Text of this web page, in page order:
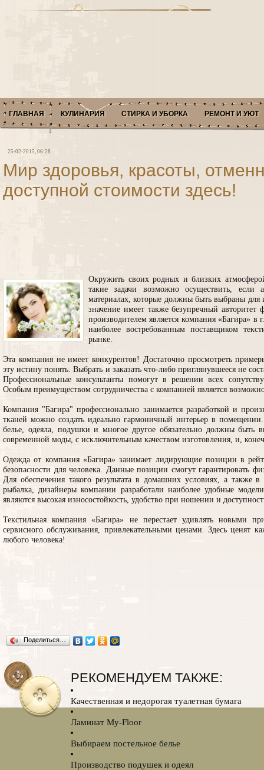
ГЛАВНАЯ КУЛИНАРИЯ СТИРКА И УБОРКА РЕМОНТ И УЮТ
25-02-2015, 06:28
Мир здоровья, красоты,
доступной стоимости здесь!
Окружить своих родных и близких
такие задачи возможно осуществить, если
материалах, которые должны быть выбраны
значение имеет также безупречный
производителем является компания «Багира» в
наиболее востребованным поставщиком
рынке.
Эта компания не имеет конкурентов! Достаточно просмотреть
эту истину понять. Выбрать и заказать что-либо приглянувшееся не
Профессиональные консультанты помогут в решении всех
Особым преимуществом сотрудничества с компанией является
Компания "Багира" профессионально занимается разработкой и
тканей можно создать идеально гармоничный интерьер в
белье, одеяла, подушки и многое другое обязательно должны быть
современной моды, с исключительным качеством изготовления, и,
Одежда от компания «Багира» занимает лидирующие позиции в
безопасности для человека. Данные позиции смогут гарантировать
Для обеспечения такого результата в домашних условиях, а также
рыбалка, дизайнеры компании разработали наиболее удобные
являются высокая износостойкость, удобство при ношении и
Текстильная компания «Багира» не перестает удивлять новыми
сервисного обслуживания, привлекательными ценами. Здесь ценят
любого человека!
Поделиться…
РЕКОМЕНДУЕМ ТАКЖЕ:
Качественная и недорогая туалетная бумага
Ламинат My-Floor
Выбираем постельное белье
Производство подушек и одеял